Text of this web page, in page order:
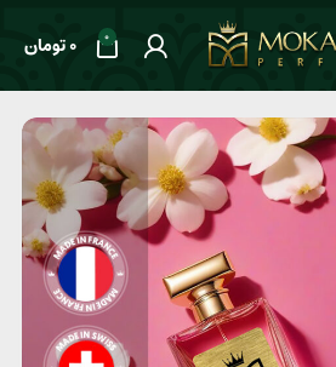
0
0تومان